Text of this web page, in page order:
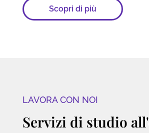
Scopri di più
LAVORA CON NOI
Servizi di studio